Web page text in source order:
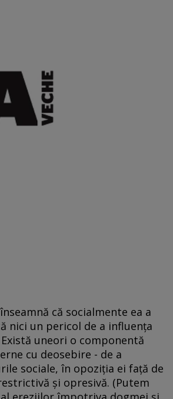
că socialmente ea a
nici un pericol de a influenţa
uneori o componentă
cu deosebire - de a
sociale, în opoziţia ei faţă de
şi opresivă. (Putem